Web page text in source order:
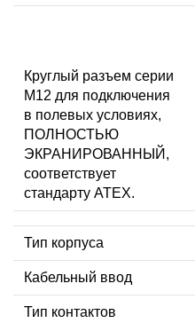
Круглый разъем серии
M12 для подключения
в полевых условиях,
ПОЛНОСТЬЮ
ЭКРАНИРОВАННЫЙ,
соответствует
стандарту ATEX.
Тип корпуса
Кабельный ввод
Тип контактов